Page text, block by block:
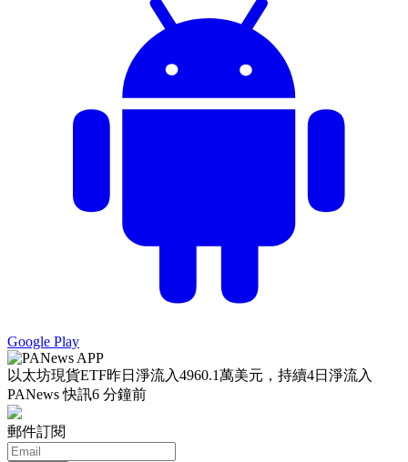
Google Play
以太坊現貨ETF昨日淨流入4960.1萬美元，持續4日淨流入
PANews 快訊6 分鐘前
郵件訂閱